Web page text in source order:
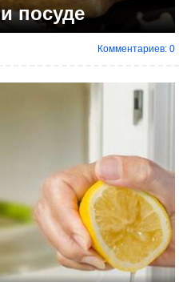
посуде
Комментариев: 0